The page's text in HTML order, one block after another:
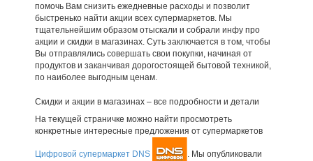
помочь Вам снизить ежедневные расходы и позволит
быстренько найти акции всех супермаркетов. Мы
тщательнейшим образом отыскали и собрали инфу про
акции и скидки в магазинах. Суть заключается в том, чтобы
Вы отправлялись совершать свои покупки, начиная от
продуктов и заканчивая дорогостоящей бытовой техникой,
по наиболее выгодным ценам.
Скидки и акции в магазинах – все подробности и детали
На текущей страничке можно найти просмотреть
конкретные интересные предложения от супермаркетов
Цифровой супермаркет DNS . Мы опубликовали